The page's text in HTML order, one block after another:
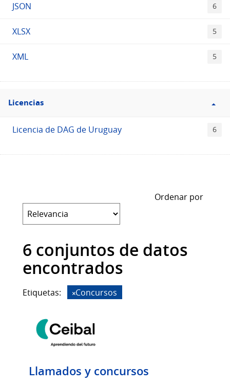
JSON 6
XLSX 5
XML 5
Filtro
Licencias
Licencias
Licencia de DAG de Uruguay 6
Ordenar por
6 conjuntos de datos
encontrados
Etiquetas: Concursos
Llamados y concursos